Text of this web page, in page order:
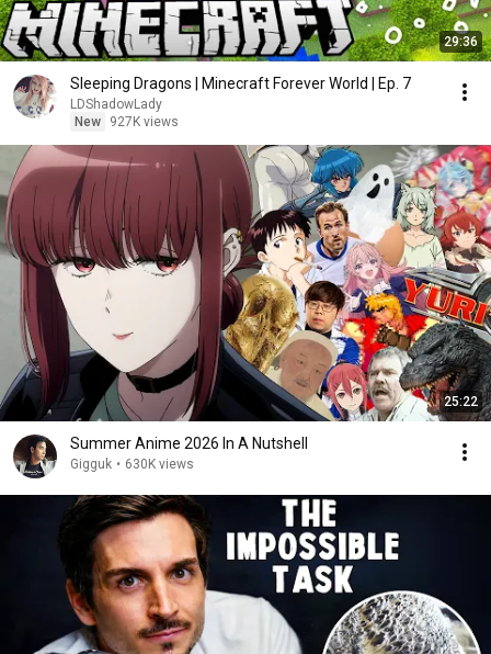
29:36
Sleeping Dragons | Minecraft Forever World | Ep. 7
LDShadowLady
New
927K views
25:22
Summer Anime 2026 In A Nutshell
Gigguk • 630K views